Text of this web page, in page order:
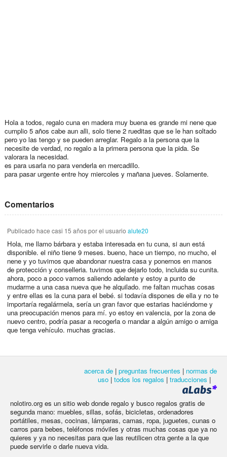
Hola a todos, regalo cuna en madera muy buena es grande mi nene que
cumplio 5 años cabe aun alli, solo tiene 2 rueditas que se le han soltado
pero yo las tengo y se pueden arreglar. Regalo a la persona que la
necesite de verdad, no regalo a la primera persona que la pida. Se
valorara la necesidad.
es para usarla no para venderla en mercadillo.
para pasar urgente entre hoy miercoles y mañana jueves. Solamente.
Comentarios
Publicado hace casi 15 añospor el usuario alute20
Hola, me llamo bárbara y estaba interesada en tu cuna, si aun está
disponible. el niño tiene 9 meses. bueno, hace un tiempo, no mucho, el
nene y yo tuvimos que abandonar nuestra casa y ponernos en manos
de protección y conselleria. tuvimos que dejarlo todo, incluida su cunita.
ahora, poco a poco vamos saliendo adelante y estoy a punto de
mudarme a una casa nueva que he alquilado. me faltan muchas cosas
y entre ellas es la cuna para el bebé. si todavía dispones de ella y no te
importaría regalármela, sería un gran favor que estarias haciéndome y
una preocupación menos para mí. yo estoy en valencia, por la zona de
nuevo centro, podría pasar a recogerla o mandar a algún amigo o amiga
que tenga vehículo. muchas gracias.
acerca de | preguntas frecuentes | normas de
uso | todos los regalos | traducciones |
nolotiro.org es un sitio web donde regalo y busco regalos gratis de
segunda mano: muebles, sillas, sofás, bicicletas, ordenadores
portátiles, mesas, cocinas, lámparas, camas, ropa, juguetes, cunas o
carros para bebes, teléfonos móviles y otras muchas cosas que ya no
quieres y ya no necesitas para que las reutilicen otra gente a la que
puede servirle o darle nueva vida.